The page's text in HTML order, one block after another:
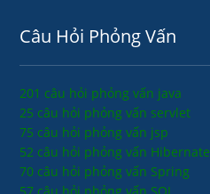
Câu Hỏi Phỏng Vấn
201 câu hỏi phỏng vấn java
25 câu hỏi phỏng vấn servlet
75 câu hỏi phỏng vấn jsp
52 câu hỏi phỏng vấn Hibernate
70 câu hỏi phỏng vấn Spring